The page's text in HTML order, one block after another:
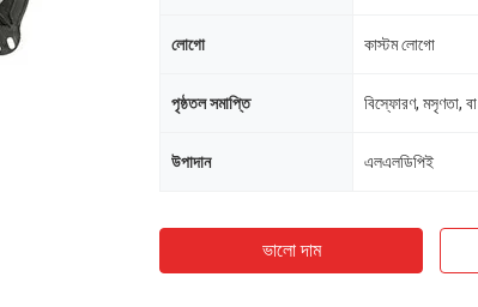
লোগো কাস্টম লোগো
পৃষ্ঠতল সমাপ্তি বিস্ফোরণ, মসৃণতা,
উপাদান এলএলডিপিই
ভালো দাম